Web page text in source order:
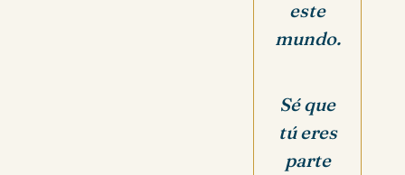
este
mundo.
Sé que
tú eres
parte